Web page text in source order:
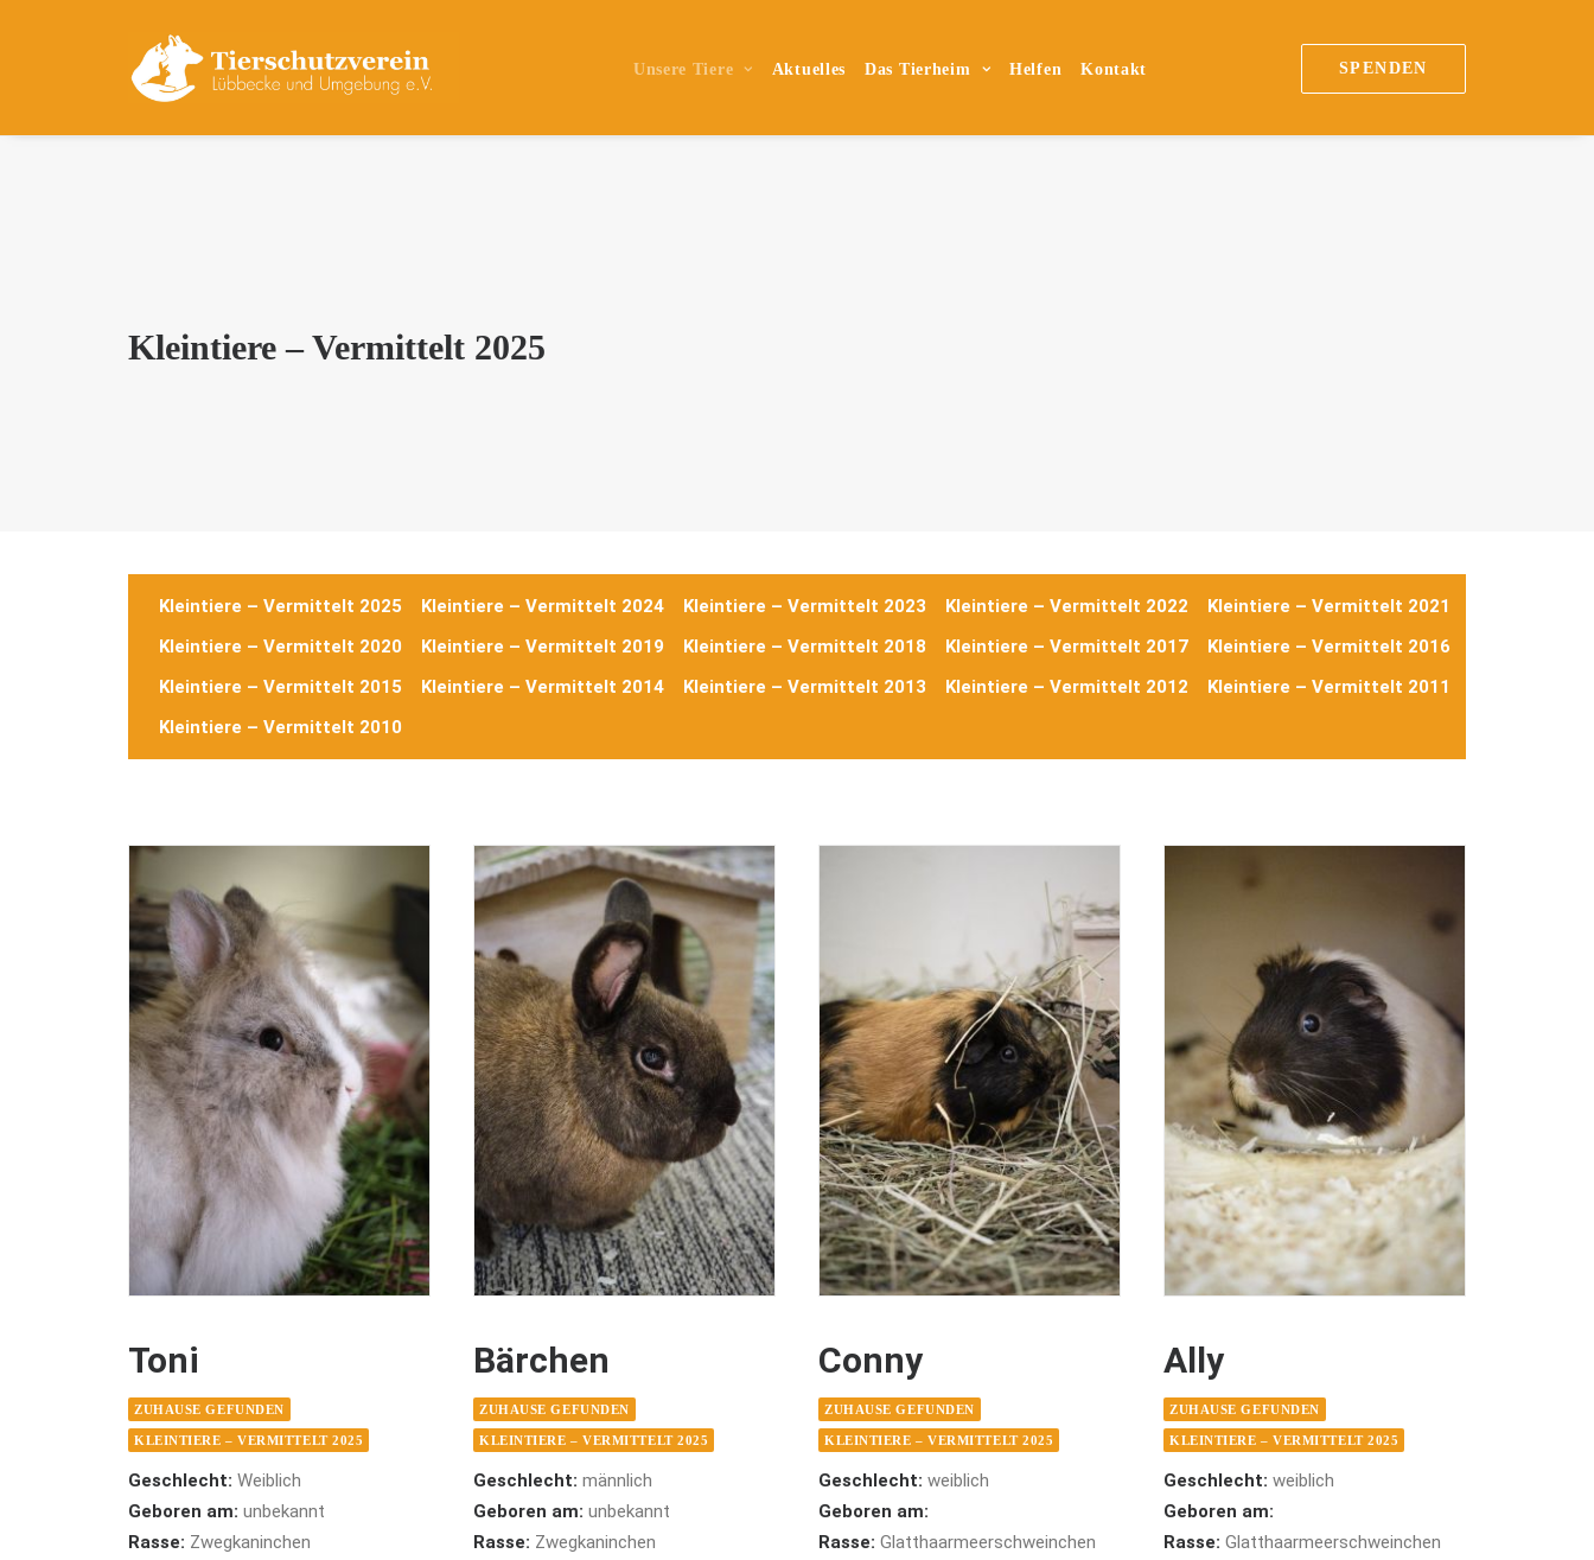
Unsere Tiere Aktuelles Das Tierheim Helfen Kontakt SPENDEN
Kleintiere – Vermittelt 2025
Kleintiere – Vermittelt 2025 Kleintiere – Vermittelt 2024 Kleintiere – Vermittelt 2023 Kleintiere – Vermittelt 2022
Kleintiere – Vermittelt 2021
Kleintiere – Vermittelt 2020
Kleintiere – Vermittelt 2019 Kleintiere – Vermittelt 2018 Kleintiere – Vermittelt 2017
Kleintiere – Vermittelt 2016
Kleintiere – Vermittelt 2015
Kleintiere – Vermittelt 2014 Kleintiere – Vermittelt 2013 Kleintiere – Vermittelt 2012
Kleintiere – Vermittelt 2011
Kleintiere – Vermittelt 2010
Toni
ZUHAUSE GEFUNDEN
KLEINTIERE – VERMITTELT 2025
Geschlecht: Weiblich
Geboren am: unbekannt
Rasse: Zwegkaninchen
Bärchen
ZUHAUSE GEFUNDEN
KLEINTIERE – VERMITTELT 2025
Geschlecht: männlich
Geboren am: unbekannt
Rasse: Zwegkaninchen
Conny
ZUHAUSE GEFUNDEN
KLEINTIERE – VERMITTELT 2025
Geschlecht: weiblich
Geboren am:
Rasse: Glatthaarmeerschweinchen
Ally
ZUHAUSE GEFUNDEN
KLEINTIERE – VERMITTELT 2025
Geschlecht: weiblich
Geboren am:
Rasse: Glatthaarmeerschweinchen